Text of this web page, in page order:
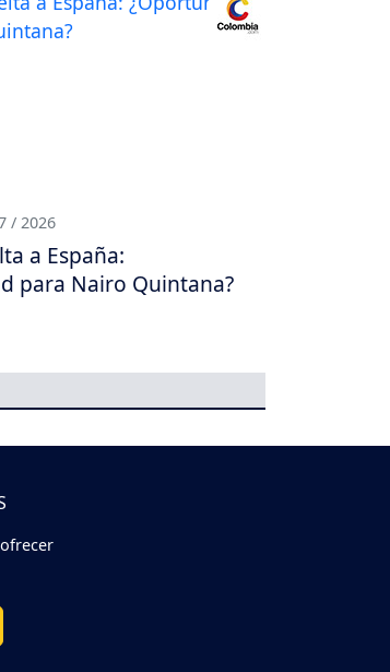
/ 2026
a España:
para Nairo Quintana?